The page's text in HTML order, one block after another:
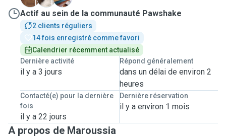
Actif au sein de la communauté Pawshake
2 clients réguliers
14 fois enregistré comme favori
Calendrier récemment actualisé
Dernière activité
il y a 3 jours
Répond généralement
dans un délai de environ 2
heures
Contacté(e) pour la dernière
fois
il y a 22 jours
Dernière réservation
il y a environ 1 mois
A propos de Maroussia